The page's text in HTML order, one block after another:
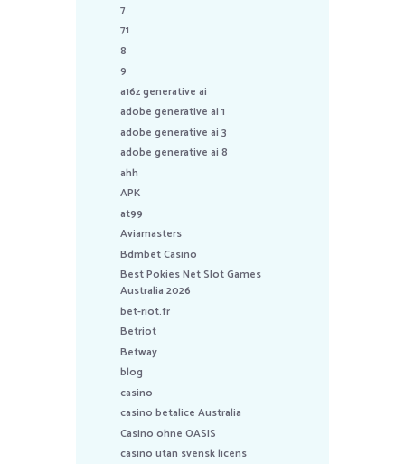
7
71
8
9
a16z generative ai
adobe generative ai 1
adobe generative ai 3
adobe generative ai 8
ahh
APK
at99
Aviamasters
Bdmbet Casino
Best Pokies Net Slot Games
Australia 2026
bet-riot.fr
Betriot
Betway
blog
casino
casino betalice Australia
Casino ohne OASIS
casino utan svensk licens